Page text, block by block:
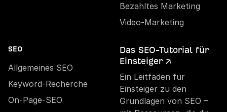
Bezahltes Marketing
Video-Marketing
SEO
Allgemeines SEO
Keyword-Recherche
On-Page-SEO
Das SEO-Tutorial für
Einsteiger ↗
Ein Leitfaden für
Einsteiger zu den
Grundlagen von SEO –